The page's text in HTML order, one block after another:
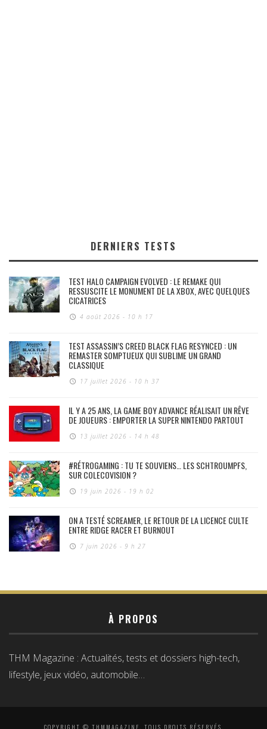
DERNIERS TESTS
TEST HALO CAMPAIGN EVOLVED : LE REMAKE QUI
RESSUSCITE LE MONUMENT DE LA XBOX, AVEC QUELQUES
CICATRICES
4 août 2026 - 10 h 17
TEST ASSASSIN’S CREED BLACK FLAG RESYNCED : UN
REMASTER SOMPTUEUX QUI SUBLIME UN GRAND
CLASSIQUE
17 juillet 2026 - 10 h 37
IL Y A 25 ANS, LA GAME BOY ADVANCE RÉALISAIT UN RÊVE
DE JOUEURS : EMPORTER LA SUPER NINTENDO PARTOUT
13 juillet 2026 - 14 h 48
#RÉTROGAMING : TU TE SOUVIENS… LES SCHTROUMPFS,
SUR COLECOVISION ?
19 juin 2026 - 19 h 02
ON A TESTÉ SCREAMER, LE RETOUR DE LA LICENCE CULTE
ENTRE RIDGE RACER ET BURNOUT
7 juin 2026 - 9 h 27
À PROPOS
THM Magazine : Actualités, tests et dossiers high-tech,
lifestyle, jeux vidéo, automobile…
COPYRIGHT © THMMAGAZINE, TOUS DROITS RÉSERVÉS.